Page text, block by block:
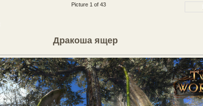
Picture 1 of 43
Дракоша ящер